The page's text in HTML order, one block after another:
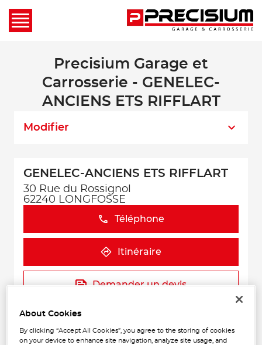
Precisium Garage et
Carrosserie - GENELEC-
ANCIENS ETS RIFFLART
Modifier
GENELEC-ANCIENS ETS RIFFLART
30 Rue du Rossignol
62240 LONGFOSSE
Téléphone
Itinéraire
Demander un devis
About Cookies
By clicking “Accept All Cookies”, you agree to the storing of cookies
on your device to enhance site navigation, analyze site usage, and